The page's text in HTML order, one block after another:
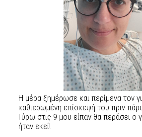
Η μέρα ξημέρωσε και περίμενα τον
καθιερωμένη επίσκεψή του πριν
Γύρω στις 9 μου είπαν θα περάσει ο
ήταν εκεί!